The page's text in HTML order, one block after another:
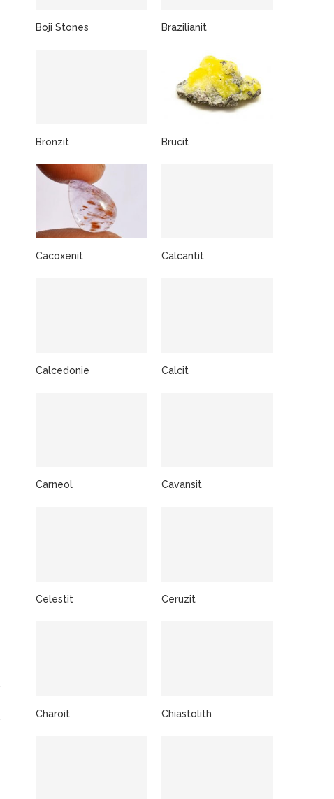
Boji Stones Brazilianit
Bronzit Brucit
Cacoxenit Calcantit
Calcedonie Calcit
Carneol Cavansit
Celestit Ceruzit
Charoit Chiastolith